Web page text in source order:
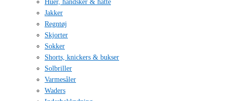
Huer, handsker & hatte
Jakker
Regntøj
Skjorter
Sokker
Shorts, knickers & bukser
Solbriller
Varmesåler
Waders